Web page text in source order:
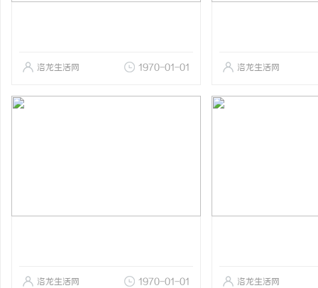
洛龙生活网 1970-01-01 洛龙生活网
洛龙生活网 1970-01-01 洛龙生活网